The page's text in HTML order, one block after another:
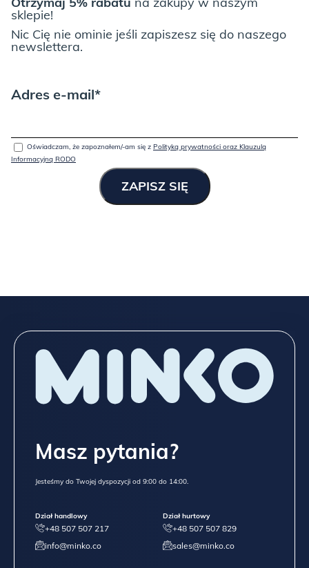
sklepie!
Nic Cię nie ominie jeśli zapiszesz się do naszego
newslettera.
Adres e-mail*
Oświadczam, że zapoznałem/-am się z Polityką prywatności oraz Klauzulą
Informacyjną RODO
Masz pytania?
Jesteśmy do Twojej dyspozycji od 9:00 do 14:00.
Dział handlowy
+48 507 507 217
info@minko.co
Dział hurtowy
+48 507 507 829
sales@minko.co